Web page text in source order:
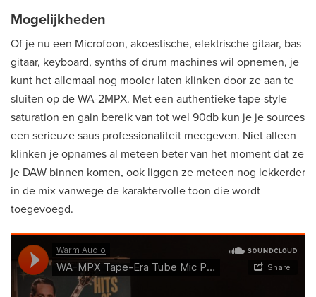
Mogelijkheden
Of je nu een Microfoon, akoestische, elektrische gitaar, bas
gitaar, keyboard, synths of drum machines wil opnemen, je
kunt het allemaal nog mooier laten klinken door ze aan te
sluiten op de WA-2MPX. Met een authentieke tape-style
saturation en gain bereik van tot wel 90db kun je je sources
een serieuze saus professionaliteit meegeven. Niet alleen
klinken je opnames al meteen beter van het moment dat ze
je DAW binnen komen, ook liggen ze meteen nog lekkerder
in de mix vanwege de karaktervolle toon die wordt
toegevoegd.